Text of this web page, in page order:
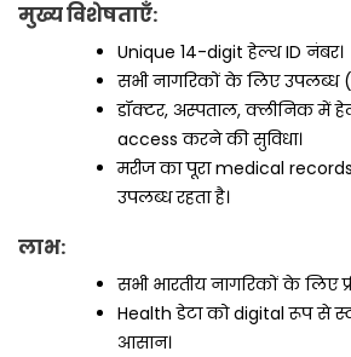
मुख्य विशेषताएँ:
Unique 14-digit हेल्थ ID नंबर।
सभी नागरिकों के लिए उपलब्ध
डॉक्टर, अस्पताल, क्लीनिक में
access करने की सुविधा।
मरीज का पूरा medical
उपलब्ध रहता है।
लाभ:
सभी भारतीय नागरिकों के लिए
Health डेटा को digital रूप से
आसान।